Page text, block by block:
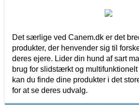
Det særlige ved Canem.dk er det
produkter, der henvender sig til
deres ejere. Lider din hund af sart
brug for slidstærkt og
kan du finde dine produkter i det
for at se deres udvalg.